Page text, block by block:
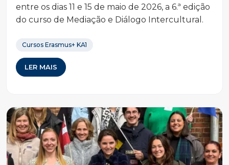
entre os dias 11 e 15 de maio de 2026, a 6.ª edição
do curso de Mediação e Diálogo Intercultural.
Cursos Erasmus+ KA1
LER MAIS